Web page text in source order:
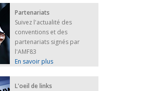
Partenariats
Suivez l'actualité des
conventions et des
partenariats signés par
l'AMF83
En savoir plus
L'oeil de links